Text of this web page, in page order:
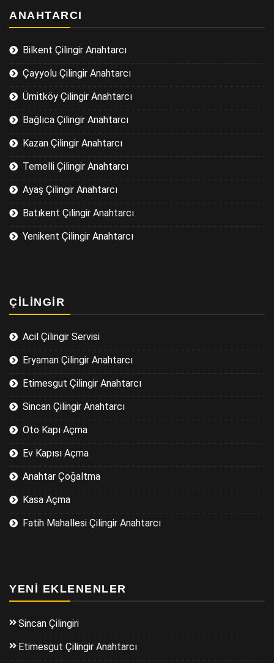
ANAHTARCI
Bilkent Çilingir Anahtarcı
Çayyolu Çilingir Anahtarcı
Ümitköy Çilingir Anahtarcı
Bağlıca Çilingir Anahtarcı
Kazan Çilingir Anahtarcı
Temelli Çilingir Anahtarcı
Ayaş Çilingir Anahtarcı
Batıkent Çilingir Anahtarcı
Yenikent Çilingir Anahtarcı
ÇILINGIR
Acil Çilingir Servisi
Eryaman Çilingir Anahtarcı
Etimesgut Çilingir Anahtarcı
Sincan Çilingir Anahtarcı
Oto Kapı Açma
Ev Kapısı Açma
Anahtar Çoğaltma
Kasa Açma
Fatih Mahallesi Çilingir Anahtarcı
YENI EKLENENLER
Sincan Çilingiri
Etimesgut Çilingir Anahtarcı